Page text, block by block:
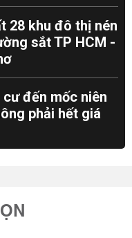
28 khu đô thị nén
sắt TP HCM -
cư đến mốc niên
phải hết giá